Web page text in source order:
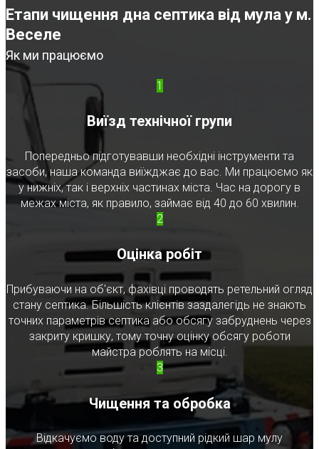
Етапи чищення дна септика від мула у м.
Веселе
Як ми працюємо
1
Виїзд технічної групи
Попередньо підготувавши необхідні інструменти та
засоби, наша команда виїжджає до вас. Ми працюємо як
у нижніх, так і верхніх частинах міста. Час на дорогу в
межах міста, як правило, займає від 40 до 60 хвилин.
2
Оцінка робіт
Прибуваючи на об'єкт, фахівці проводять ретельний огляд
стану септика. Більшість клієнтів заздалегідь не знають
точних параметрів септика або обсягу забруднень через
закриту кришку, тому точну оцінку обсягу роботи
майстра роблять на місці.
3
Чищення та обробка
Відкачуємо воду та доступний рідкий шар мулу